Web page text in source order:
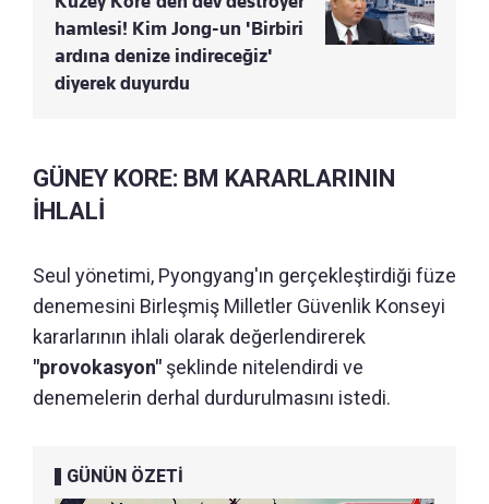
hamlesi! Kim Jong-un 'Birbiri
ardına denize indireceğiz'
diyerek duyurdu
GÜNEY KORE: BM KARARLARININ
İHLALİ
Seul yönetimi, Pyongyang'ın gerçekleştirdiği füze
denemesini Birleşmiş Milletler Güvenlik Konseyi
kararlarının ihlali olarak değerlendirerek
"provokasyon" şeklinde nitelendirdi ve
denemelerin derhal durdurulmasını istedi.
GÜNÜN ÖZETİ